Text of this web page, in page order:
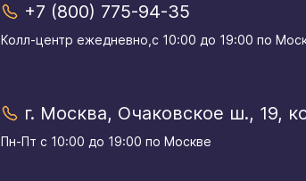
+7 (800) 775-94-35
Колл-центр eжедневно,с 10:00 до 19:00 по
г. Москва, Очаковское ш., 19,
Пн-Пт с 10:00 до 19:00 по Москве